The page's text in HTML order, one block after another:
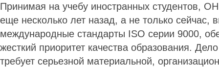
Принимая на учебу иностранных студентов,
еще несколько лет назад, а не только сейчас,
международные стандарты ISO серии 9000,
жесткий приоритет качества образования.
требует серьезной материальной,